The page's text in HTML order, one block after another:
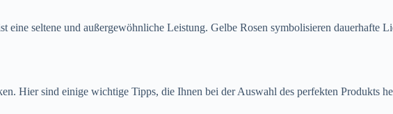
eine seltene und außergewöhnliche Leistung. Gelbe Rosen symbolisieren dauerhafte
Hier sind einige wichtige Tipps, die Ihnen bei der Auswahl des perfekten Produkts